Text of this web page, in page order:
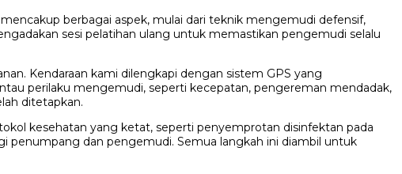
berbagai aspek, mulai dari teknik mengemudi defensif,
sesi pelatihan ulang untuk memastikan pengemudi selalu
Kendaraan kami dilengkapi dengan sistem GPS yang
perilaku mengemudi, seperti kecepatan, pengereman mendadak,
ditetapkan.
kesehatan yang ketat, seperti penyemprotan disinfektan pada
penumpang dan pengemudi. Semua langkah ini diambil untuk